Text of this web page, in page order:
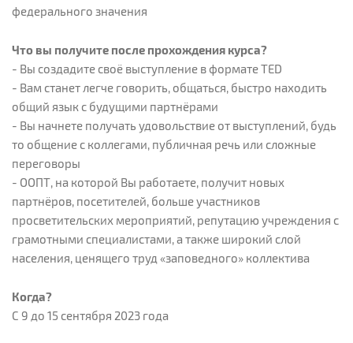
федерального значения
Что вы получите после прохождения курса?
- Вы создадите своё выступление в формате TED
- Вам станет легче говорить, общаться, быстро находить
общий язык с будущими партнёрами
- Вы начнете получать удовольствие от выступлений, будь
то общение с коллегами, публичная речь или сложные
переговоры
- ООПТ, на которой Вы работаете, получит новых
партнёров, посетителей, больше участников
просветительских мероприятий, репутацию учреждения с
грамотными специалистами, а также широкий слой
населения, ценящего труд «заповедного» коллектива
Когда?
С 9 до 15 сентября 2023 года